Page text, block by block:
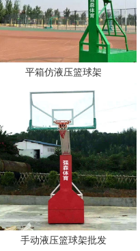
平箱仿液压篮球架
手动液压篮球架批发